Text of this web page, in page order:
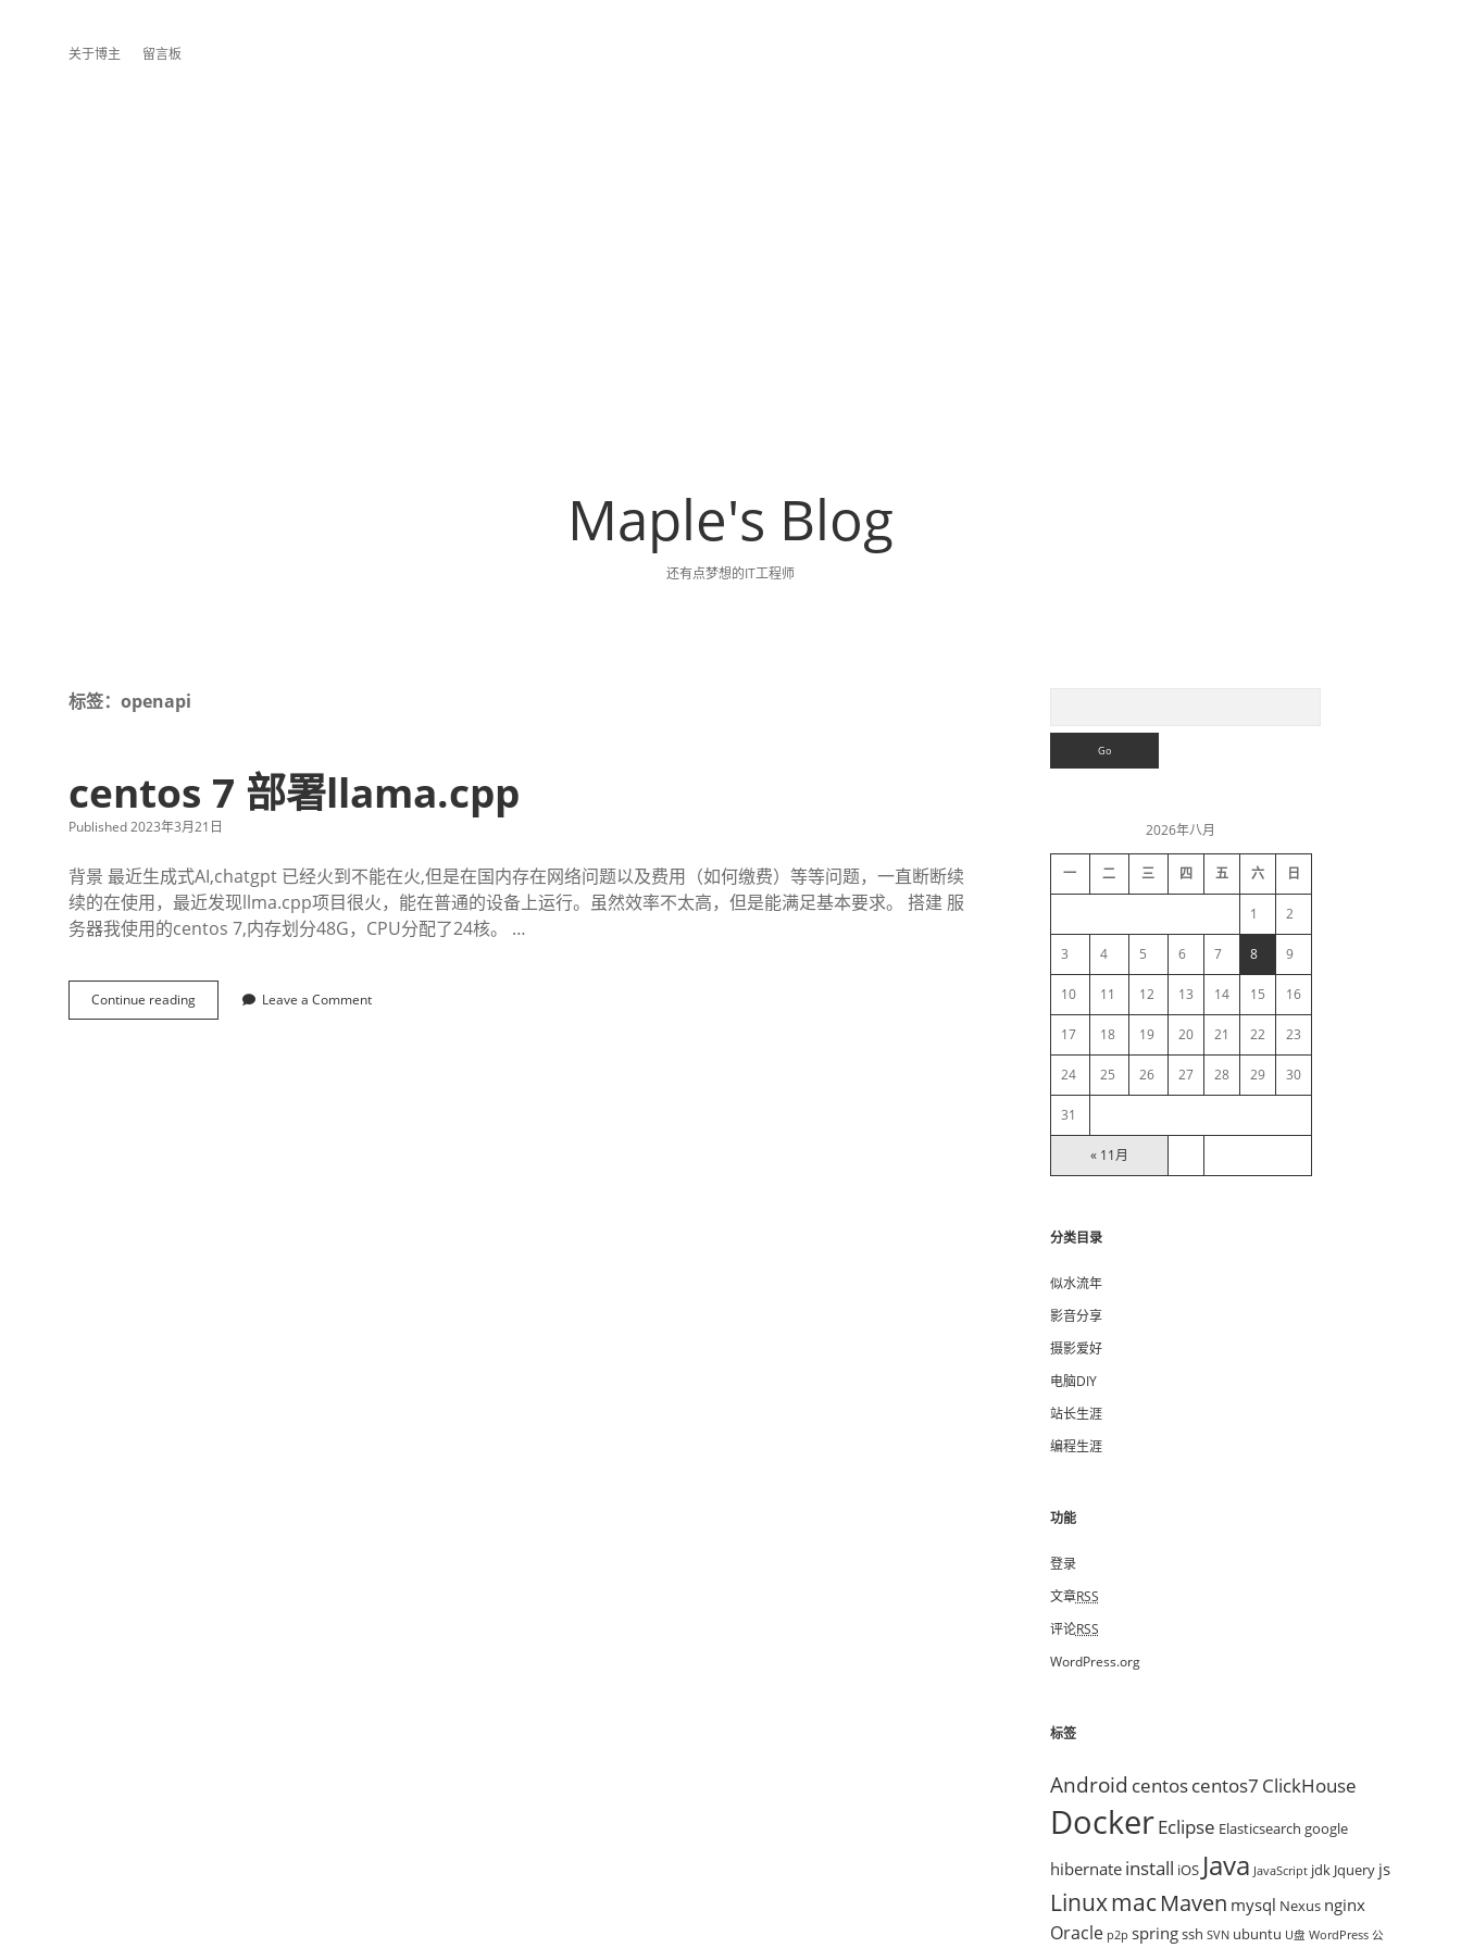
关于博主 留言板
Maple's Blog
还有点梦想的IT工程师
标签：openapi
centos 7 部署llama.cpp
Published 2023年3月21日
背景 最近生成式AI,chatgpt 已经火到不能在火,但是在国内存在网络问题以及费用（如何缴费）等等问题，一直断断续
续的在使用，最近发现llma.cpp项目很火，能在普通的设备上运行。虽然效率不太高，但是能满足基本要求。 搭建 服
务器我使用的centos 7,内存划分48G，CPU分配了24核。 …
Continue reading
e
Leave a Comment
i
e
a
r
a
2026年八月
一 二 三 四 五 六 日
« 11月
1 2
3 4 5 6 7 8 9
10 11 12 13 14 15 16
17 18 19 20 21 22 23
24 25 26 27 28 29 30
31
分类目录
似水流年
影音分享
摄影爱好
电脑DIY
站长生涯
编程生涯
功能
登录
文章RSS
评论RSS
WordPress.org
标签
Android centoscentos7 ClickHouse
DockerEclipse Elasticsearch google
hibernate install iOS Java JavaScript jdk Jquery js
LinuxmacMaven mysql Nexus nginx
Oracle p2p springssh SVN ubuntu U盘 WordPress 公